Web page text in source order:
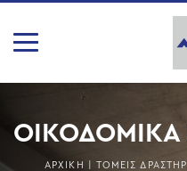
ΟΙΚΟΔΟΜΙΚΑ
ΑΡΧΙΚΗ ΤΟΜΕΙΣ